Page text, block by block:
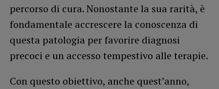
percorso di cura. Nonostante la sua rarità, è
fondamentale accrescere la conoscenza di
questa patologia per favorire diagnosi
precoci e un accesso tempestivo alle terapie.
Con questo obiettivo, anche quest’anno,